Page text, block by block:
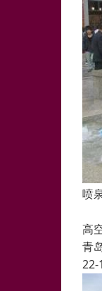
喷
高
青
22-